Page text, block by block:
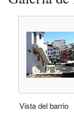
Vista del barrio